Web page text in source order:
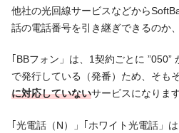
他社の光回線サービスなどから
話の電話番号を引き継ぎできるのか
｢BBフォン」は、1契約ごとに ”050”
で発行している（発番）ため、そも
に対応していないサービスになります
｢光電話（N）」｢ホワイト光電話」